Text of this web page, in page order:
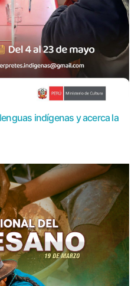
indígenas y acerca la